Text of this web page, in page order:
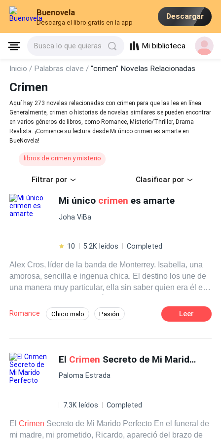
Buenovela
Descarga el libro gratis en la app
Descargar
Busca lo que quieras Mi biblioteca
Inicio / Palabras clave /"crimen" Novelas Relacionadas
Crimen
Aquí hay 273 novelas relacionadas con crimen para que las lea en línea.
Generalmente, crimen o historias de novelas similares se pueden encontrar
en varios géneros de libros, como Romance, Misterio/Thriller, Drama
Realista. ¡Comience su lectura desde Mi único crimen es amarte en
BueNovela!
libros de crimen y misterio
Filtrar por Clasificar por
Mi único crimen es amarte
Joha ViBa
10 5.2K leídos Completed
Alex Cros, líder de la banda de Monterrey. Isabella, una
amorosa, sencilla e ingenua chica. El destino los une de
una manera muy particular, ella sin saber quien era él en
ser un blanco por su fama se aleja de ella, sin esperar
que al enterarse Isabella le dejara claro que no podrán
verdadero, pero... ...Como no todo en la vida es de color
de rosa, los enemigos no los dejan estar juntos. Isabella y
Alex luchan por su amor, sin saber que algo peor estaba
Esta hermosa historia te atraerá desde el primer capítulo.
Romance Chico malo Pasión
Romance oscuro Rebelde
Leer
El Crimen Secreto de Mi Marido Perfecto
Paloma Estrada
7.3K leídos Completed
ElCrimen Secreto de Mi Marido Perfecto En el funeral de
mi madre, mi prometido, Ricardo, apareció del brazo de